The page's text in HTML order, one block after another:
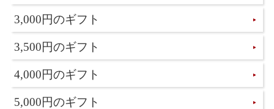
3,000円のギフト
3,500円のギフト
4,000円のギフト
5,000円のギフト